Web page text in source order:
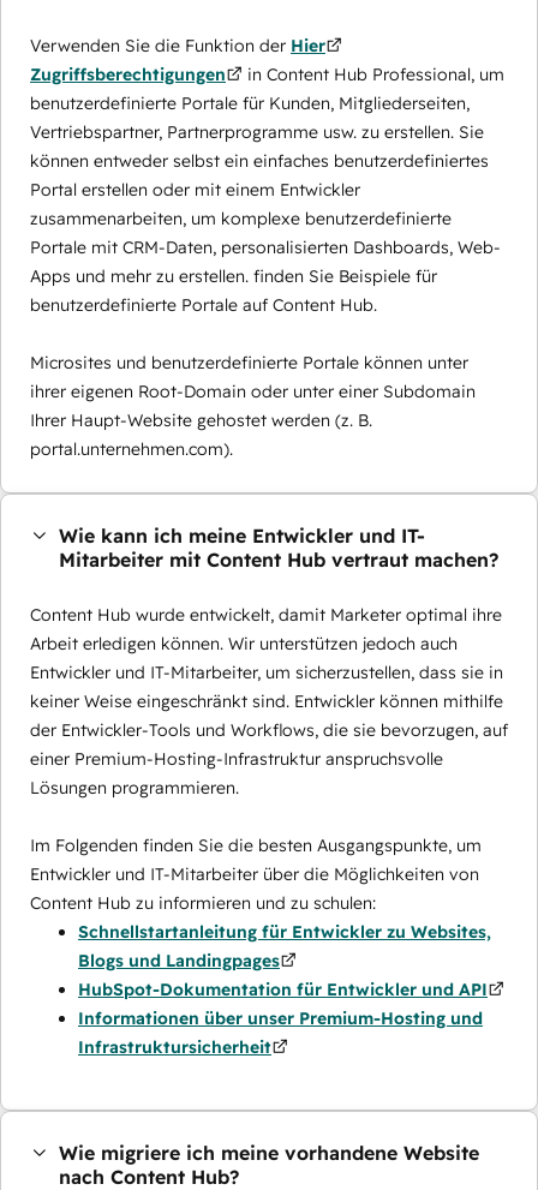
Verwenden Sie die Funktion der Hier
Zugriffsberechtigungen
in Content Hub Professional, um
benutzerdefinierte Portale für Kunden, Mitgliederseiten,
Vertriebspartner, Partnerprogramme usw. zu erstellen. Sie
können entweder selbst ein einfaches benutzerdefiniertes
Portal erstellen oder mit einem Entwickler
zusammenarbeiten, um komplexe benutzerdefinierte
Portale mit CRM-Daten, personalisierten Dashboards, Web-
Apps und mehr zu erstellen. finden Sie Beispiele für
benutzerdefinierte Portale auf Content Hub.
Microsites und benutzerdefinierte Portale können unter
ihrer eigenen Root-Domain oder unter einer Subdomain
Ihrer Haupt-Website gehostet werden (z. B.
portal.unternehmen.com).
Wie kann ich meine Entwickler und IT-
Mitarbeiter mit Content Hub vertraut machen?
Content Hub wurde entwickelt, damit Marketer optimal ihre
Arbeit erledigen können. Wir unterstützen jedoch auch
Entwickler und IT-Mitarbeiter, um sicherzustellen, dass sie in
keiner Weise eingeschränkt sind. Entwickler können mithilfe
der Entwickler-Tools und Workflows, die sie bevorzugen, auf
einer Premium-Hosting-Infrastruktur anspruchsvolle
Lösungen programmieren.
Im Folgenden finden Sie die besten Ausgangspunkte, um
Entwickler und IT-Mitarbeiter über die Möglichkeiten von
Content Hub zu informieren und zu schulen:
Schnellstartanleitung für Entwickler zu Websites,
Blogs und Landingpages
HubSpot-Dokumentation für Entwickler und API
Informationen über unser Premium-Hosting und
Infrastruktursicherheit
Wie migriere ich meine vorhandene Website
nach Content Hub?